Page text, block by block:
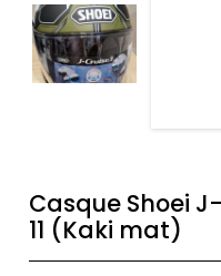
Casque Shoei
11 (Kaki mat)